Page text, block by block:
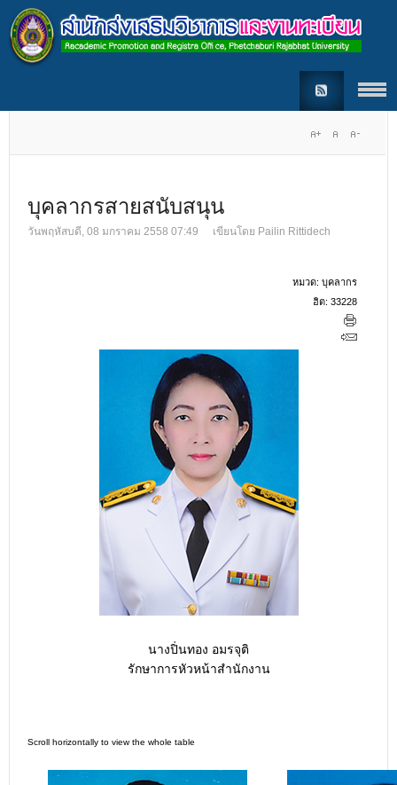
บุคลากรสายสนับสนุน
วันพฤหัสบดี, 08 มกราคม 2558 07:49 เขียนโดย Pailin Rittidech
หมวด: บุคลากร
ฮิต: 33228
นางปิ่นทอง อมรจุติ
รักษาการหัวหน้าสำนักงาน